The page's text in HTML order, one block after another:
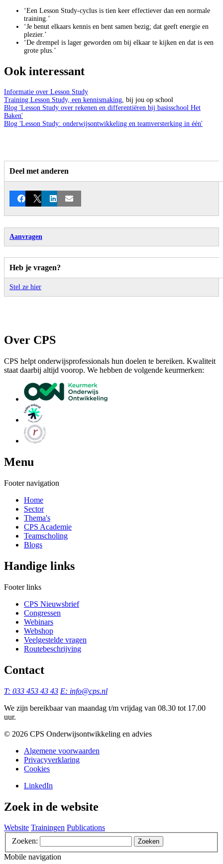
‘Een Lesson Study-cyclus is tien keer effectiever dan een normale
training.’
‘Je benut elkaars kennis en bent samen bezig; dat geeft energie en
plezier.’
‘De drempel is lager geworden om bij elkaar te kijken en dat is een
grote plus.’
Ook interessant
Informatie over Lesson Study
Training Lesson Study, een kennismaking , bij jou op school
Blog 'Lesson Study over rekenen en differentiëren bij basisschool Het
Baken'
Blog 'Lesson Study: onderwijsontwikkeling en teamversterking in één'
Deel met anderen
Facebook
X LinkedInE-mail
Aanvragen
Heb je vragen?
Stel ze hier
Over CPS
CPS helpt onderwijsprofessionals hun doelen te bereiken. Kwaliteit
staat daarbij altijd voorop. We hebben de volgende keurmerken:
Menu
Footer navigation
Home
Sector
Thema's
CPS Academie
Teamscholing
Blogs
Handige links
Footer links
CPS Nieuwsbrief
Congressen
Webinars
Webshop
Veelgestelde vragen
Routebeschrijving
Contact
T: 033 453 43 43 E: info@cps.nl
We zijn bereikbaar van maandag t/m vrijdag van 08.30 tot 17.00
uur.
©️ 2026 CPS Onderwijsontwikkeling en advies
Algemene voorwaarden
Privacyverklaring
Cookies
LinkedIn
Zoek in de website
Website Trainingen Publications
Zoeken:
Zoeken
Mobile navigation